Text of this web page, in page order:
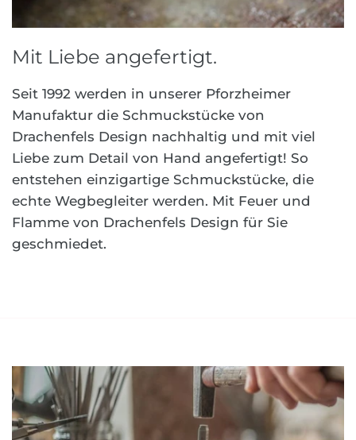
Mit Liebe angefertigt.
Seit 1992 werden in unserer Pforzheimer
Manufaktur die Schmuckstücke von
Drachenfels Design nachhaltig und mit viel
Liebe zum Detail von Hand angefertigt! So
entstehen einzigartige Schmuckstücke, die
echte Wegbegleiter werden. Mit Feuer und
Flamme von Drachenfels Design für Sie
geschmiedet.